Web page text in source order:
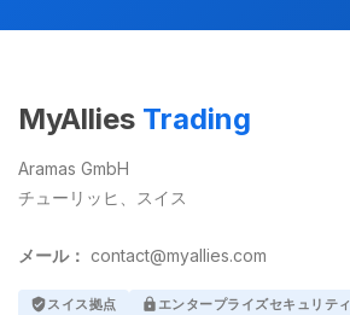
MyAllies Trading
Aramas GmbH
チューリッヒ、スイス
メール： contact@myallies.com
verified_userスイス拠点 lock エンタープライズセキュリティ